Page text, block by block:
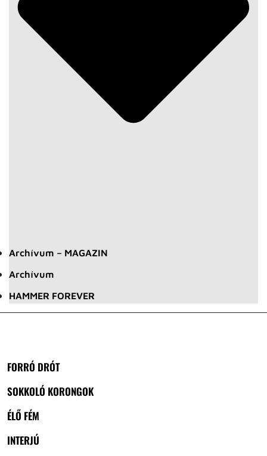
Archívum – MAGAZIN
Archívum
HAMMER FOREVER
FORRÓ DRÓT
SOKKOLÓ KORONGOK
ÉLŐ FÉM
INTERJÚ